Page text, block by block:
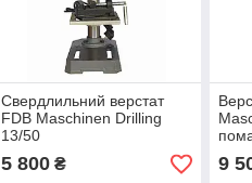
Свердлильний верстат
FDB Maschinen Drilling
13/50
5 800₴ 9